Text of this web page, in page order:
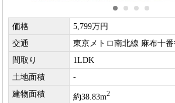
価格
5,799万円
交通
東京メトロ南北線 麻布十
間取り
1LDK
土地面積
-
建物面積
約38.83m2